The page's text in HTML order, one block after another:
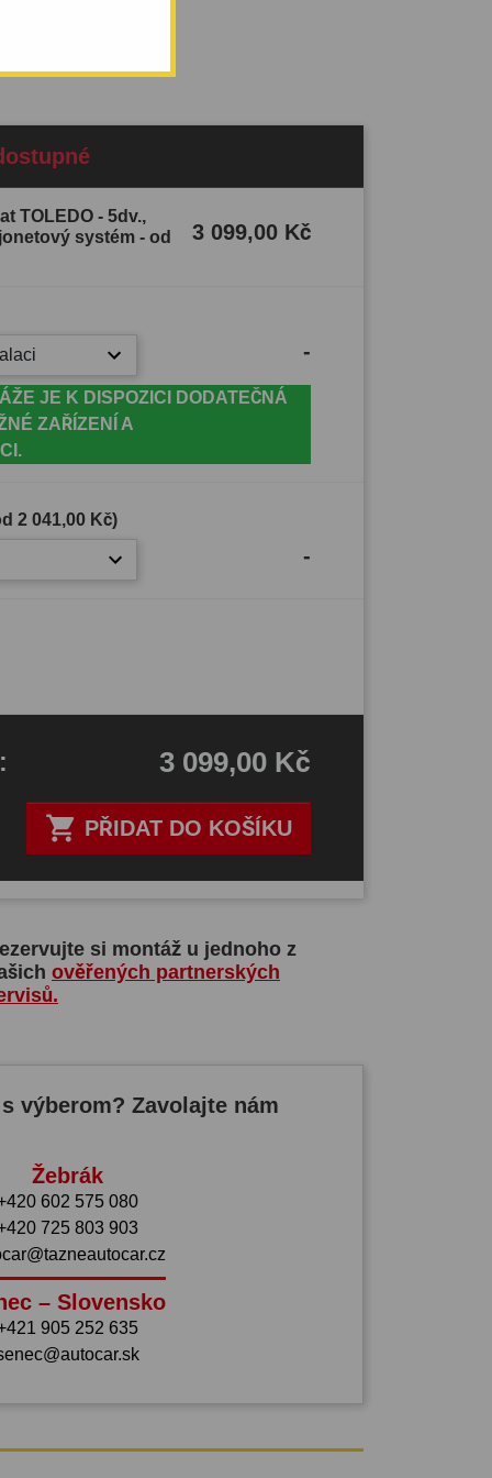
TOLEDO - 5dv.,
systém - od
3 099,00 Kč
-
JE K DISPOZICI DODATEČNÁ
ZAŘÍZENÍ A
2 041,00 Kč)
-
 PŘIDAT DO KOŠÍKU
: 3 099,00 Kč
si montáž u jednoho z
ověřených partnerských
výberom? Zavolajte nám
Žebrák
602 575 080
725 803 903
– Slovensko
905 252 635